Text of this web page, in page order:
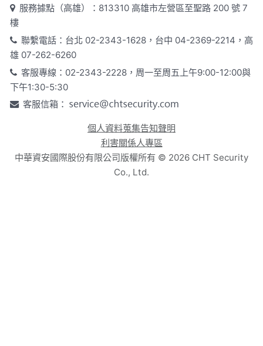
服務據點（高雄）：813310 高雄市左營區至聖路 200 號 7
樓
聯繫電話：台北 02-2343-1628，台中 04-2369-2214，高
雄 07-262-6260
客服專線：02-2343-2228，周一至周五上午9:00-12:00與
下午1:30-5:30
客服信箱：
個人資料蒐集告知聲明
利害關係人專區
中華資安國際股份有限公司版權所有 © 2026 CHT Security
Co., Ltd.